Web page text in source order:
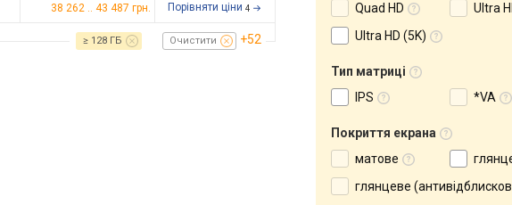
38 262 .. 43 487 грн. Порівняти ціни 4
≥ 128 ГБ Очистити +52
Quad HD
Ultra
Ultra HD (5K)
Тип матриці
IPS
*VA
Покриття екрана
матове
глянцеве